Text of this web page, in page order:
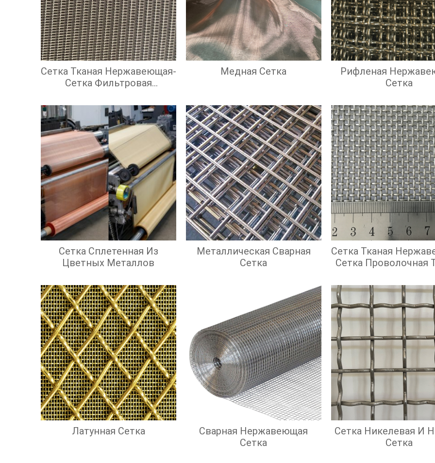
Сетка Тканая Нержавеющая-
Сетка Фильтровая
Медная Сетка
Рифленая
Сетка
Сетка Сплетенная Из
Цветных Металлов
Металлическая Сварная
Сетка
Сетка Тканая
Сетка Проволочная
Латунная Сетка
Сварная Нержавеющая
Сетка
Сетка Никелевая И
Сетка